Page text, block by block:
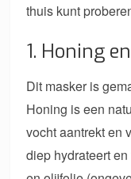
thuis kunt
1. Honing
Dit masker is
Honing is een
vocht aantrekt en
diep hydrateert